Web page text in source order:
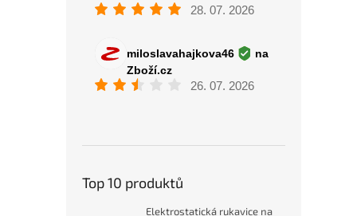
Top 10 produktů
Elektrostatická rukavice na